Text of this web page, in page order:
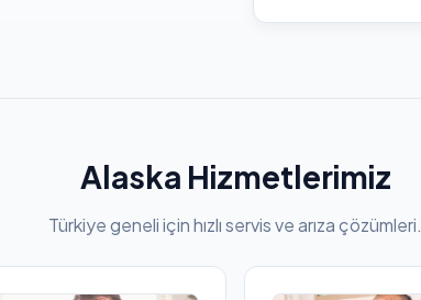
Alaska Hizmetlerimiz
Türkiye geneli için hızlı servis ve arıza çözümleri.